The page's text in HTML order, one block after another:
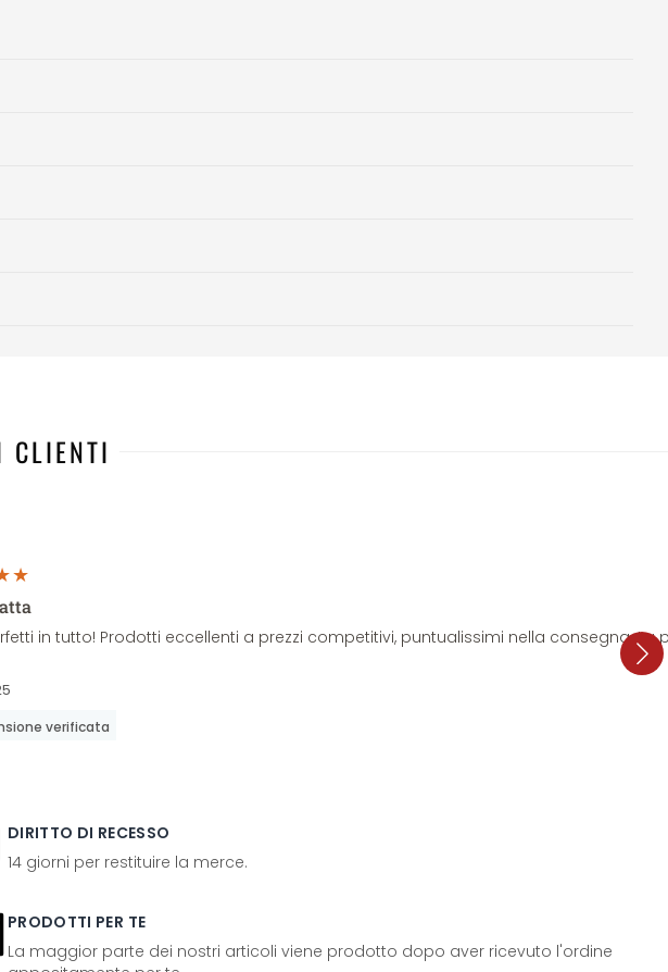
CLIENTI
in tutto! Prodotti eccellenti a prezzi competitivi, puntualissimi nella consegna. La
verificata
DIRITTO DI RECESSO
14 giorni per restituire la merce.
PRODOTTI PER TE
La maggior parte dei nostri articoli viene prodotto dopo aver ricevuto l'ordine